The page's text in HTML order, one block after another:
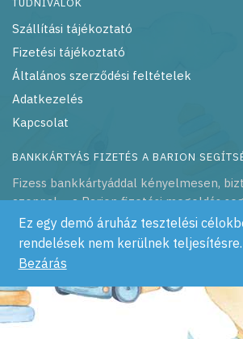
TUDNIVALÓK
Szállítási tájékoztató
Fizetési tájékoztató
Általános szerződési feltételek
Adatkezelés
Kapcsolat
BANKKÁRTYÁS FIZETÉS A BARION
Fizess bankkártyáddal kényelmesen,
azonnal – a Barion fizetési megoldás
Ez egy demó áruház tesztelési
rendelések nem kerülnek teljesítésre.
Bezárás